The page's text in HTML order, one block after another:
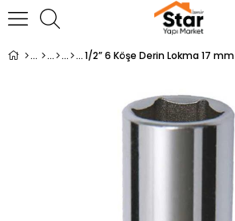
1/2” 6 Köşe Derin Lokma 17 mm